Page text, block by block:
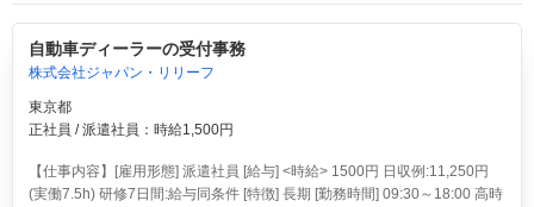
自動車ディーラーの受付事務
株式会社ジャパン・リリーフ
東京都
正社員 / 派遣社員：時給1,500円
【仕事内容】[雇用形態] 派遣社員 [給与] <時給> 1500円 日収例:11,250円
(実働7.5h) 研修7日間:給与同条件 [特徴] 長期 [勤務時間] 09:30～18:00 高時